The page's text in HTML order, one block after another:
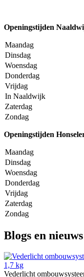
Openingstijden
Maandag
Dinsdag
Woensdag
Donderdag
Vrijdag
In Naaldwijk
Zaterdag
Zondag
Openingstijden
Maandag
Dinsdag
Woensdag
Donderdag
Vrijdag
Zaterdag
Zondag
Blogs en nieuws
Vederlicht